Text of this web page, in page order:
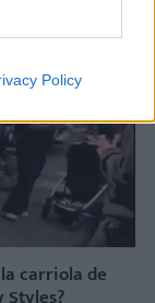
Policy
carriola de